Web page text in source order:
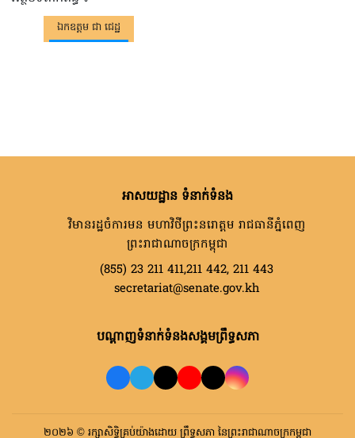
ឯកឧត្តម ជា ជេដ្ឋ
អាសយដ្ឋាន ទំនាក់ទំនង
វិមានរដ្ឋចំការមន មហាវិថីព្រះនរោត្តម រាជធានីភ្នំពេញ
ព្រះរាជាណាចក្រកម្ពុជា
(855) 23 211 411,211 442, 211 443
secretariat@senate.gov.kh
បណ្តាញទំនាក់ទំនងសង្គមព្រឹទ្ធសភា
២០២៦ © រក្សាសិទ្ធិគ្រប់យ៉ាងដោយ ព្រឹទ្ធសភា នៃព្រះរាជាណាចក្រកម្ពុជា